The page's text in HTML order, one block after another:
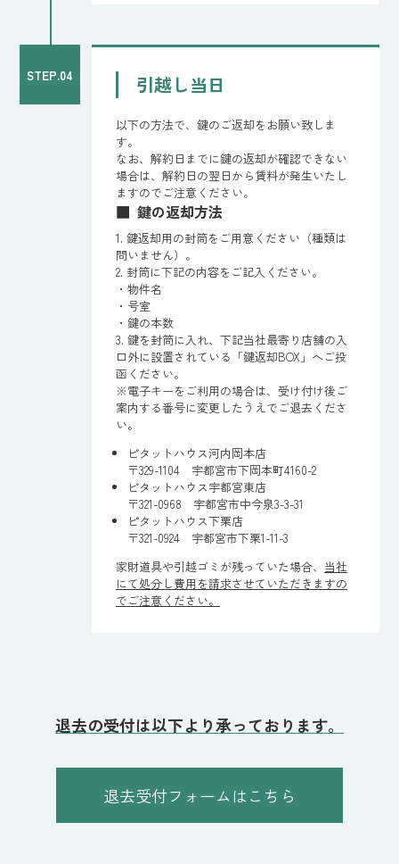
STEP.04 引越し当日
以下の方法で、鍵のご返却をお願い致しま
す。
なお、解約日までに鍵の返却が確認できない
場合は、解約日の翌日から賃料が発生いたし
ますのでご注意ください。
鍵の返却方法
1. 鍵返却用の封筒をご用意ください（種類は
問いません）。
2. 封筒に下記の内容をご記入ください。
・物件名
・号室
・鍵の本数
3. 鍵を封筒に入れ、下記当社最寄り店舗の入
口外に設置されている「鍵返却BOX」へご投
函ください。
※電子キーをご利用の場合は、受け付け後ご
案内する番号に変更したうえでご退去くださ
い。
ピタットハウス河内岡本店
〒329-1104 宇都宮市下岡本町4160-2
ピタットハウス宇都宮東店
〒321-0968 宇都宮市中今泉3-3-31
ピタットハウス下栗店
〒321-0924 宇都宮市下栗1-11-3
家財道具や引越ゴミが残っていた場合、 当社
にて処分し費用を請求させていただきますの
でご注意ください。
退去の受付は以下より承っております。
退去受付フォームはこちら